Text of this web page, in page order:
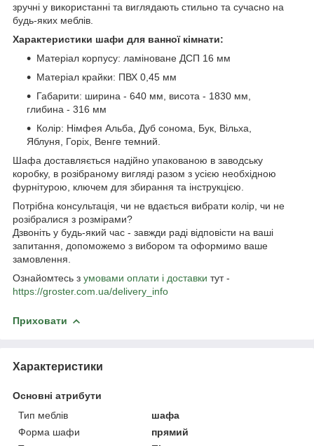
зручні у використанні та виглядають стильно та сучасно на
будь-яких меблів.
Характеристики шафи для ванної кімнати:
Матеріал корпусу: ламіноване ДСП 16 мм
Матеріал крайки: ПВХ 0,45 мм
Габарити: ширина - 640 мм, висота - 1830 мм,
глибина - 316 мм
Колір: Німфея Альба, Дуб сонома, Бук, Вільха,
Яблуня, Горіх, Венге темний.
Шафа доставляється надійно упакованою в заводську
коробку, в розібраному вигляді разом з усією необхідною
фурнітурою, ключем для збирання та інструкцією.
Потрібна консультація, чи не вдається вибрати колір, чи не
розібралися з розмірами?
Дзвоніть у будь-який час - завжди раді відповісти на ваші
запитання, допоможемо з вибором та оформимо ваше
замовлення.
Ознайомтесь з умовами оплати і доставки тут -
https://groster.com.ua/delivery_info
Приховати
Характеристики
Основні атрибути
Тип меблів
шафа
Форма шафи
прямий